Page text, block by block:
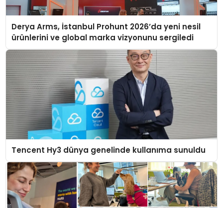
Derya Arms, İstanbul Prohunt 2026’da yeni nesil
ürünlerini ve global marka vizyonunu sergiledi
Tencent Hy3 dünya genelinde kullanıma sunuldu